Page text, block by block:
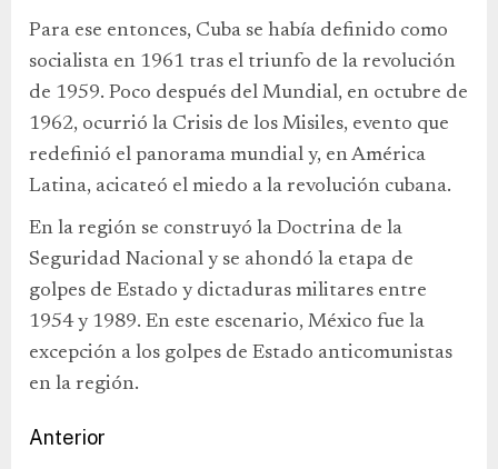
Para ese entonces, Cuba se había definido como
socialista en 1961 tras el triunfo de la revolución
de 1959. Poco después del Mundial, en octubre de
1962, ocurrió la Crisis de los Misiles, evento que
redefinió el panorama mundial y, en América
Latina, acicateó el miedo a la revolución cubana.
En la región se construyó la Doctrina de la
Seguridad Nacional y se ahondó la etapa de
golpes de Estado y dictaduras militares entre
1954 y 1989. En este escenario, México fue la
excepción a los golpes de Estado anticomunistas
en la región.
Anterior